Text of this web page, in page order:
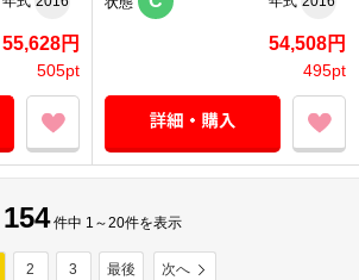
55,628円
505pt
54,508円
495pt
154 件中 1～20件を表示
2 3 最後 次へ